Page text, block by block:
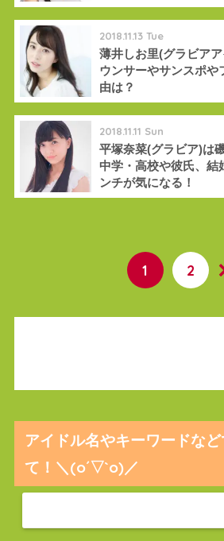
2018.11.13 Tue
薄井しお里(グラビア
ウンサーやサンスポや
由は？
2018.11.11 Sun
平塚奈菜(グラビア)は
中学・高校や彼氏、結
ンチが気になる！
1 2
アイドル名やキーワードな
て！＼(o´▽`o)／